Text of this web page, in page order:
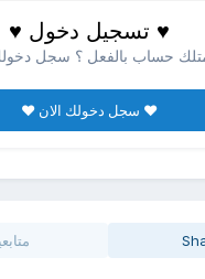
♥ تسجيل دخول ♥
حساب بالفعل ؟ سجل
♥ سجل دخولك الان ♥